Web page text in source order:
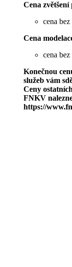
Cena zvětšení
cena
Cena
cena
Konečnou
služeb vám
Ceny
FNKV
https://